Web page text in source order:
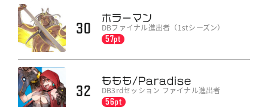
30
ホラーマン
DBファイナル進出者（1stシーズン）
57pt
32
ももも/Paradise
DB3rdセッション ファイナル進出者
56pt